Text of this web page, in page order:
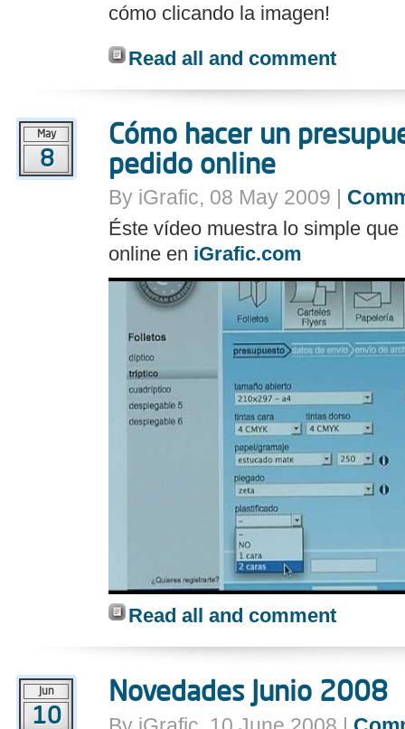
cómo clicando la imagen!
Read all and comment
May
8
Cómo hacer un
pedido online
By iGrafic, 08 May 2009 |
Éste vídeo muestra lo simple
online en iGrafic.com
Read all and comment
Jun
10
Novedades Junio 2008